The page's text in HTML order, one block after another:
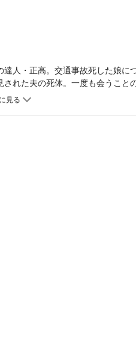
人・正高。交通事故死した娘に
れた夫の死体。一度も会うこと
斬り込んでゆく。老剣士の不器